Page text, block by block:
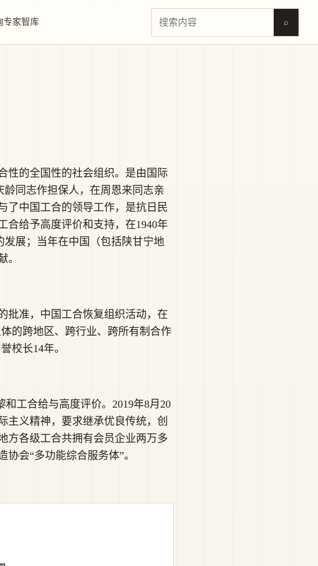
专家智库 ⌕
性的全国性的社会组织。是由国际
龄同志作担保人，在周恩来同志亲
了中国工合的领导工作，是抗日民
合给予高度评价和支持，在1940年
发展；当年在中国（包括陕甘宁地
。
批准，中国工合恢复组织活动，在
的跨地区、跨行业、跨所有制合作
校长14年。
工合给与高度评价。2019年8月20
主义精神，要求继承优良传统，创
方各级工合共拥有会员企业两万多
会“多功能综合服务体”。